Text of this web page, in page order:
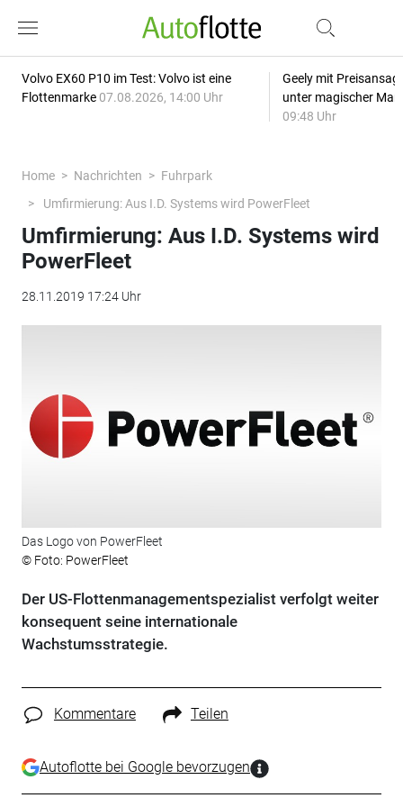
Volvo EX60 P10 im Test: Volvo ist eine
Flottenmarke 07.08.2026, 14:00 Uhr
Geely mit
unter magischer
09:48 Uhr
Home Nachrichten
Fuhrpark
Umfirmierung: Aus I.D. Systems wird PowerFleet
Umfirmierung: Aus I.D. Systems wird
PowerFleet
28.11.2019 17:24 Uhr
Das Logo von PowerFleet
© Foto: PowerFleet
Der US-Flottenmanagementspezialist verfolgt weiter
konsequent seine internationale
Wachstumsstrategie.
Kommentare Teilen
Autoflotte bei Google bevorzugen